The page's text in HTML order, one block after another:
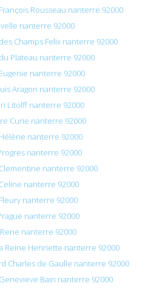
Rousseau nanterre 92000
nanterre 92000
Champs Felix nanterre 92000
Plateau nanterre 92000
nanterre 92000
Aragon nanterre 92000
Litolff nanterre 92000
Curie nanterre 92000
nanterre 92000
nanterre 92000
nanterre 92000
nanterre 92000
nanterre 92000
nanterre 92000
nanterre 92000
Reine Henriette nanterre 92000
Charles de Gaulle nanterre 92000
Bain nanterre 92000